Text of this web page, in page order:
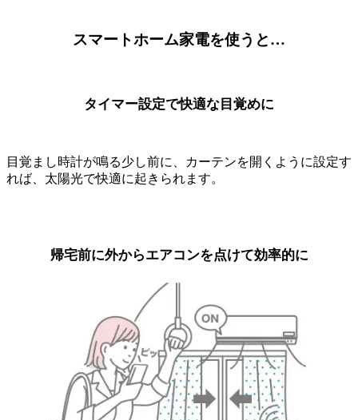
スマートホーム家電を使うと…
タイマー設定で快適な目覚めに
目覚まし時計が鳴る少し前に、カーテンを開くように設定す
れば、太陽光で快適に起きられます。
帰宅前に外からエアコンを点けて効率的に